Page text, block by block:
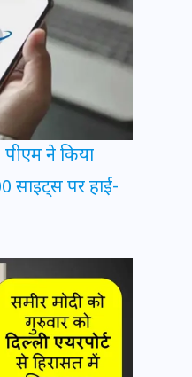
ने किया
साइट्स पर हाई-